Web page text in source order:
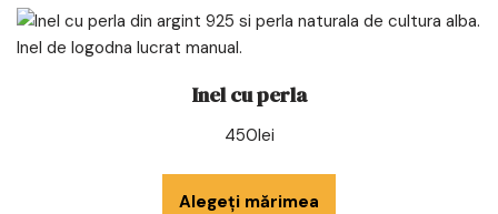
Inel cu perla
450lei
Alegeți mărimea